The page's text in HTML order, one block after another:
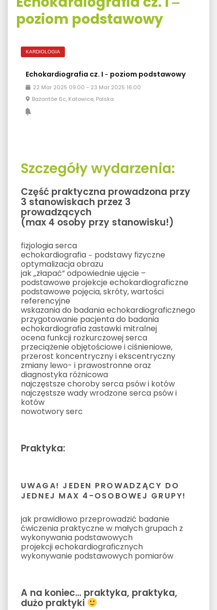
poziom podstawowy
KARDIOLOGIA
Echokardiografia cz. I ‒ poziom podstawowy
22 Mar 2025 09:00 - 23 Mar 2025 16:00
Bażantóe 6c, Katowice, Polska
Szczegóły wydarzenia:
Część praktyczna prowadzona przy
3 stanowiskach przez 3
prowadzących
(max 4 osoby przy stanowisku!)
fizjologia serca
echokardiografia ‒ podstawy fizyczne
optymalizacja obrazu
jak „złapać” odpowiednie ujęcie –
podstawowe projekcje echokardiograficzne
podstawowe pojęcia, skróty, wartości
referencyjne
wskazania do badania echokardiograficznego
przygotowanie pacjenta do badania
echokardiografia zastawki mitralnej
ocena funkcji rozkurczowej serca
przeciążenie objętościowe i ciśnieniowe,
przerost koncentryczny i ekscentryczny
zmiany lewo- i prawostronne oraz
diagnostyka różnicowa
najczęstsze choroby serca psów i kotów
najczęstsze wady wrodzone serca psów i
kotów
nowotwory serc
Praktyka:
UWAGA! JEDEN PROWADZĄCY DO
JEDNEJ MAX 4-OSOBOWEJ GRUPY!
jak prawidłowo przeprowadzić badanie
ćwiczenia praktyczne w małych grupach z
wykonywania podstawowych
projekcji echokardiograficznych
wykonywanie podstawowych pomiarów
A na koniec… praktyka, praktyka,
dużo praktyki